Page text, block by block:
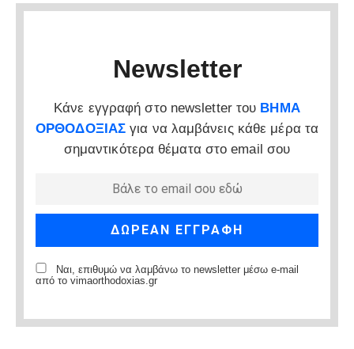
Newsletter
Κάνε εγγραφή στο newsletter του ΒΗΜΑ
ΟΡΘΟΔΟΞΙΑΣ για να λαμβάνεις κάθε μέρα τα
σημαντικότερα θέματα στο email σου
Ναι, επιθυμώ να λαμβάνω το newsletter μέσω e-mail
από το vimaorthodoxias.gr